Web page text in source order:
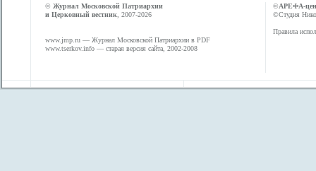
© Журнал Московской Патриархии
и Церковный вестник , 2007-2026
www.jmp.ru — Журнал Московской Патриархии в PDF
www.tserkov.info — старая версия сайта, 2002-2008
©АРЕФА-
©Студия
Правила